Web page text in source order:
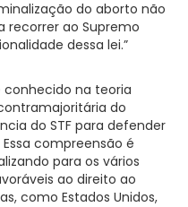
do aborto não
recorrer ao Supremo
dessa lei.”
na teoria
do
do STF para defender
compreensão é
para os vários
ao direito ao
como Estados Unidos,